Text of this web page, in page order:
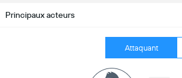
Principaux acteurs
Attaquant